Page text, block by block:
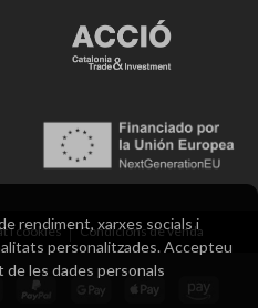
i cookies Condicions de venda
rendiment, xarxes socials i
personalitzades. Accepteu
les dades personals